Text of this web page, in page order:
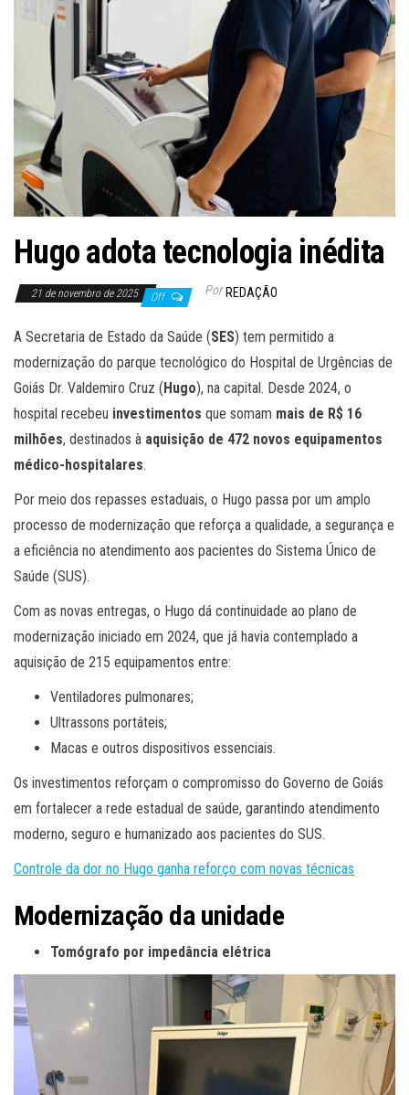
Hugo adota tecnologia inédita
21 de novembro de 2025 Off Por REDAÇÃO
A Secretaria de Estado da Saúde (SES) tem permitido a
modernização do parque tecnológico do Hospital de Urgências de
Goiás Dr. Valdemiro Cruz (Hugo), na capital. Desde 2024, o
hospital recebeu investimentos que somam mais de R$ 16
milhões, destinados à aquisição de 472 novos equipamentos
médico-hospitalares.
Por meio dos repasses estaduais, o Hugo passa por um amplo
processo de modernização que reforça a qualidade, a segurança e
a eficiência no atendimento aos pacientes do Sistema Único de
Saúde (SUS).
Com as novas entregas, o Hugo dá continuidade ao plano de
modernização iniciado em 2024, que já havia contemplado a
aquisição de 215 equipamentos entre:
Ventiladores pulmonares;
Ultrassons portáteis;
Macas e outros dispositivos essenciais.
Os investimentos reforçam o compromisso do Governo de Goiás
em fortalecer a rede estadual de saúde, garantindo atendimento
moderno, seguro e humanizado aos pacientes do SUS.
Controle da dor no Hugo ganha reforço com novas técnicas
Modernização da unidade
Tomógrafo por impedância elétrica